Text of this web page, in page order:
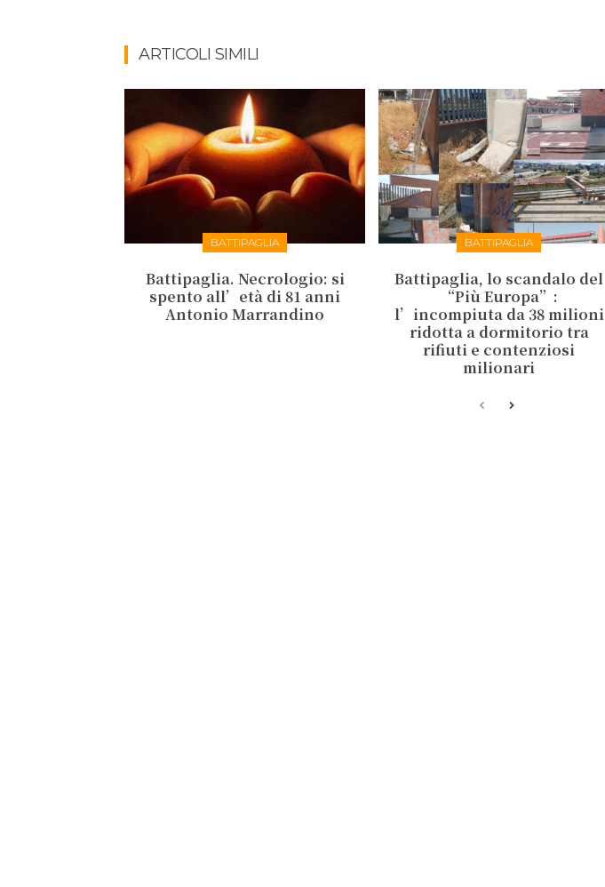
ARTICOLI SIMILI
BATTIPAGLIA
Battipaglia. Necrologio: si
spento all’età di 81 anni
Antonio Marrandino
BATTIPAGLIA
Battipaglia, lo scandalo del
“Più Europa”:
l’incompiuta da 38 milioni
ridotta a dormitorio tra
rifiuti e contenziosi
milionari